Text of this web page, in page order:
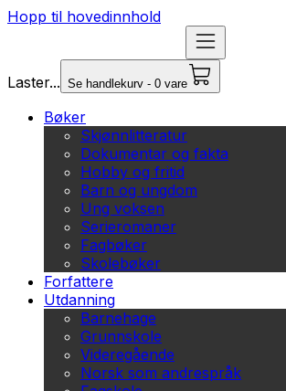
Hopp til hovedinnhold
Laster... Se handlekurv - 0 vare
Bøker
Skjønnlitteratur
Dokumentar og fakta
Hobby og fritid
Barn og ungdom
Ung voksen
Serieromaner
Fagbøker
Skolebøker
Forfattere
Utdanning
Barnehage
Grunnskole
Videregående
Norsk som andrespråk